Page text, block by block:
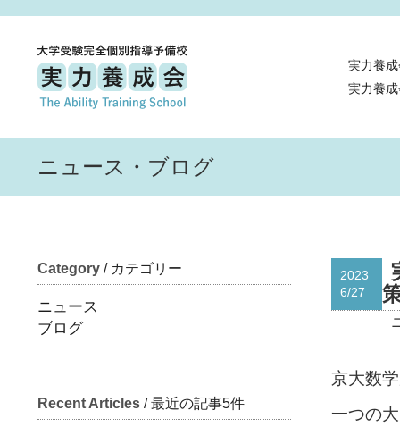
実力養
実力養
ニュース・ブログ
Category / カテゴリー
ニュース
ブログ
Recent Articles / 最近の記事5件
2023
6/27
京大数
一つの